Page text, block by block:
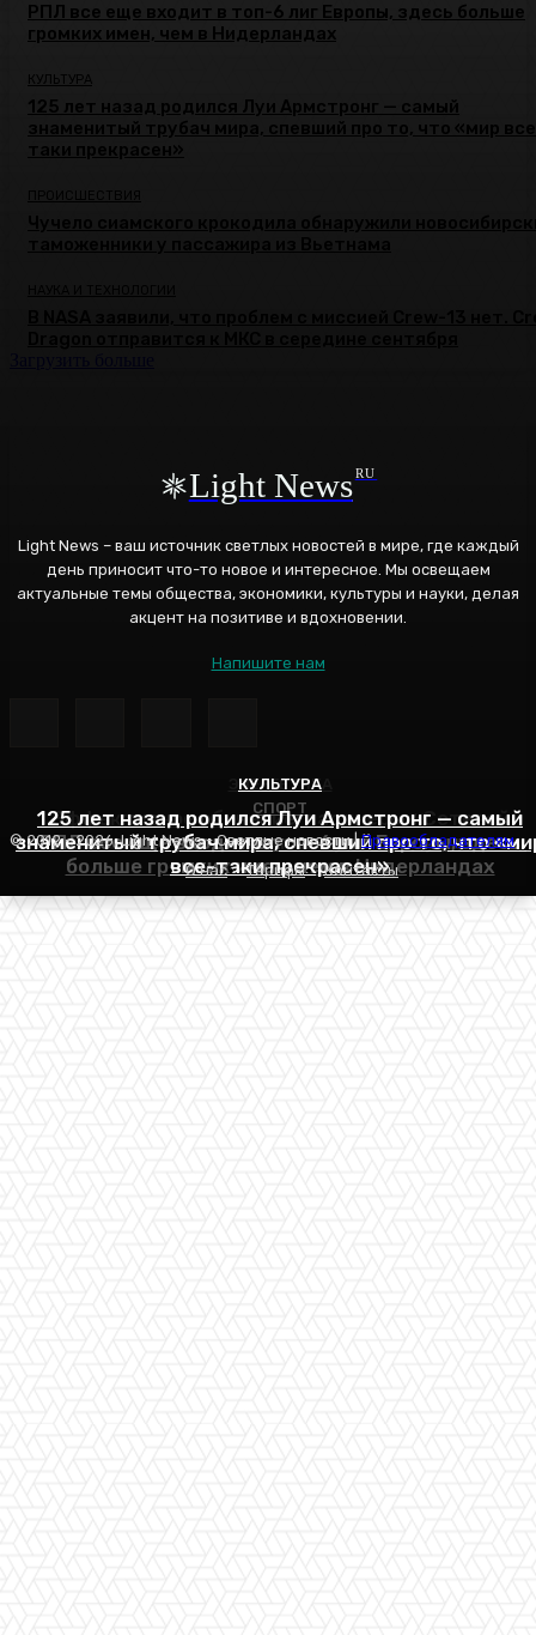
ЭНЕРГЕТИКА
Эффективное обучение: партнеры «Сетевой
компании» удваивают выпуск продукции и
снижают потери
СПОРТ
РПЛ все еще входит в топ-6 лиг Европы, здесь
больше громких имен, чем в Нидерландах
КУЛЬТУРА
125 лет назад родился Луи Армстронг — самый
знаменитый трубач мира, спевший про то, что
все-таки прекрасен»
РПЛ все еще входит в топ-6 лиг Европы, здесь больше
громких имен, чем в Нидерландах
КУЛЬТУРА
125 лет назад родился Луи Армстронг — самый
знаменитый трубач мира, спевший про то, что «мир
таки прекрасен»
Light NewsRU
Light News – ваш источник светлых новостей в мире, где каждый
день приносит что-то новое и интересное. Мы освещаем
актуальные темы общества, экономики, культуры и науки, делая
акцент на позитиве и вдохновении.
Напишите нам
© 2012 - 2026, Light News - Светлые новости |Правообладателям
О нас
Тарифы Контакты